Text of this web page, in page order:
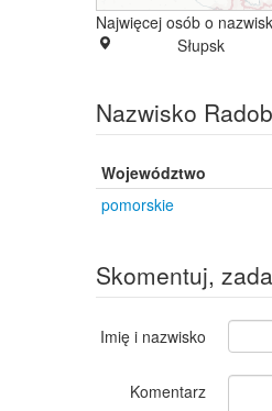
Najwięcej osób o
Słupsk
Nazwisko
Województwo
pomorskie
Skomentuj,
Imię i nazwisko
Komentarz